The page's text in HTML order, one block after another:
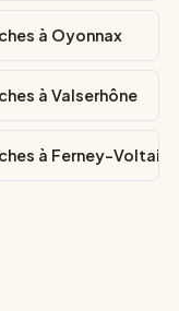
à Oyonnax
à Valserhône
à Ferney-Voltaire